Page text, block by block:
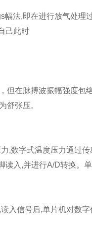
法,即在进行放气处理
己此时
但在脉搏波振幅强度包
舒张压。
,数字式温度压力通过
读入,并进行A/D转换。
入信号后,单片机对数